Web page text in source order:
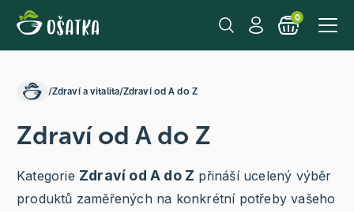
0
/Zdraví a vitalita/Zdraví od A do Z
Zdraví od A do Z
Kategorie Zdraví od A do Z přináší ucelený výběr
produktů zaměřených na konkrétní potřeby vašeho